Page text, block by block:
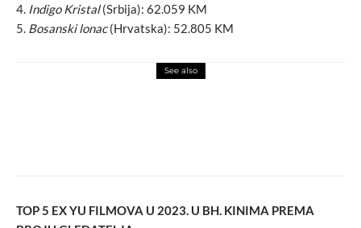
Indigo Kristal(Srbija): 62.059 KM
Bosanski lonac(Hrvatska): 52.805 KM
See also
TOP 5 EX YU FILMOVA U 2023. U BH. KINIMA PREMA